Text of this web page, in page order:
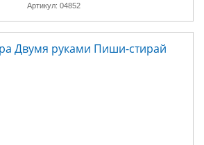
Артикул: 04852